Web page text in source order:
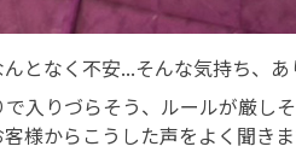
となく不安...そんな気持ち、あ
入りづらそう、ルールが厳しそ
様からこうした声をよく聞きま